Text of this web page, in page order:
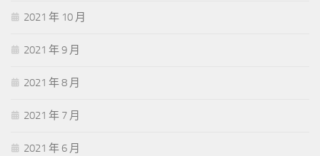
2021 年 10 月
2021 年 9 月
2021 年 8 月
2021 年 7 月
2021 年 6 月